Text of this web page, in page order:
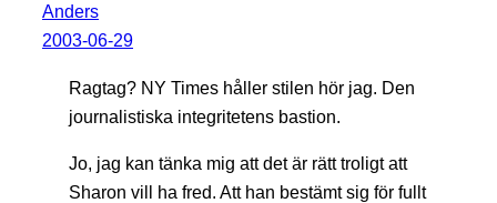
Anders
2003-06-29
Ragtag? NY Times håller stilen hör jag. Den
journalistiska integritetens bastion.
Jo, jag kan tänka mig att det är rätt troligt att
Sharon vill ha fred. Att han bestämt sig för fullt